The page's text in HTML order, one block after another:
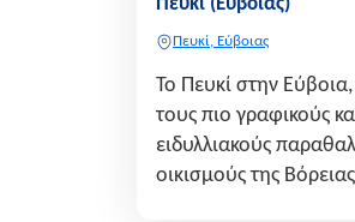
Πευκί, Εύβοιας
Το Πευκί στην
τους πιο γραφικούς
ειδυλλιακούς
οικισμούς της